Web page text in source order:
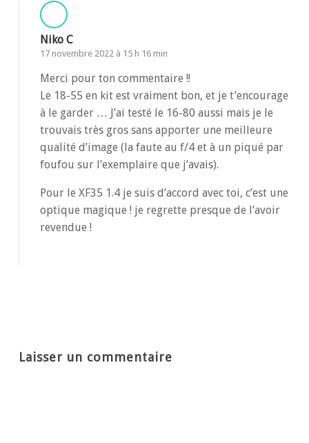
Niko C
17 novembre 2022 à 15 h 16 min
Merci pour ton commentaire !!
Le 18-55 en kit est vraiment bon, et je t’encourage
à le garder … J’ai testé le 16-80 aussi mais je le
trouvais très gros sans apporter une meilleure
qualité d’image (la faute au f/4 et à un piqué par
foufou sur l’exemplaire que j’avais).
Pour le XF35 1.4 je suis d’accord avec toi, c’est une
optique magique ! je regrette presque de l’avoir
revendue !
Laisser un commentaire